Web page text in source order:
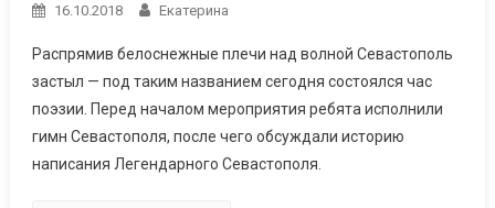
16.10.2018 Екатерина
Распрямив белоснежные плечи над волной Севастополь
застыл — под таким названием сегодня состоялся час
поэзии. Перед началом мероприятия ребята исполнили
гимн Севастополя, после чего обсуждали историю
написания Легендарного Севастополя.